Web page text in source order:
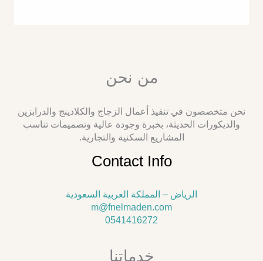
من نحن
نحن متخصصون في تنفيذ أعمال الزجاج والكلادينج والدرابزين
والديكورات الحديثة، بخبرة وجودة عالية وتصميمات تناسب
المشاريع السكنية والتجارية.
Contact Info
الرياض – المملكة العربية السعودية
m@fnelmaden.com
0541416272
خدماتنا